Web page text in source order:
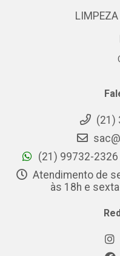
(21)
(21) 99732-
Atendimento de
às 18h e